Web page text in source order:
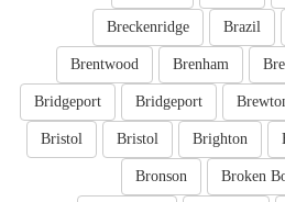
Brazil
Breckenridge
Brenham
Brentwood
Bridgeport
Bridgeport
Brighton
Bristol
Bristol
Broken
Bronson